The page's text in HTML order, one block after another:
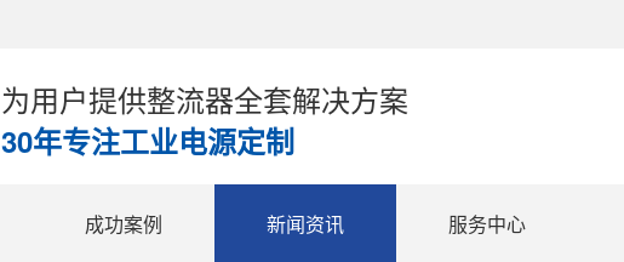
为用户提供整流器全套解决方案
30年专注工业电源定制
成功案例 新闻资讯 服务中心